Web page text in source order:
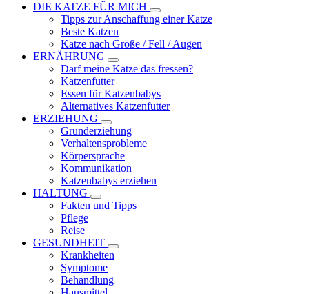
DIE KATZE FÜR MICH
Tipps zur Anschaffung einer Katze
Beste Katzen
Katze nach Größe / Fell / Augen
ERNÄHRUNG
Darf meine Katze das fressen?
Katzenfutter
Essen für Katzenbabys
Alternatives Katzenfutter
ERZIEHUNG
Grunderziehung
Verhaltensprobleme
Körpersprache
Kommunikation
Katzenbabys erziehen
HALTUNG
Fakten und Tipps
Pflege
Reise
GESUNDHEIT
Krankheiten
Symptome
Behandlung